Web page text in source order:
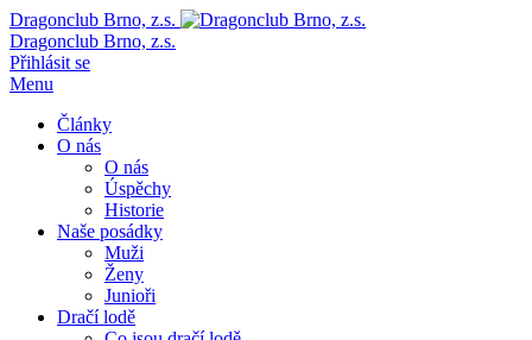
Dragonclub Brno, z.s.
Dragonclub Brno, z.s.
Přihlásit se
Menu
Články
O nás
O nás
Úspěchy
Historie
Naše posádky
Muži
Ženy
Junioři
Dračí lodě